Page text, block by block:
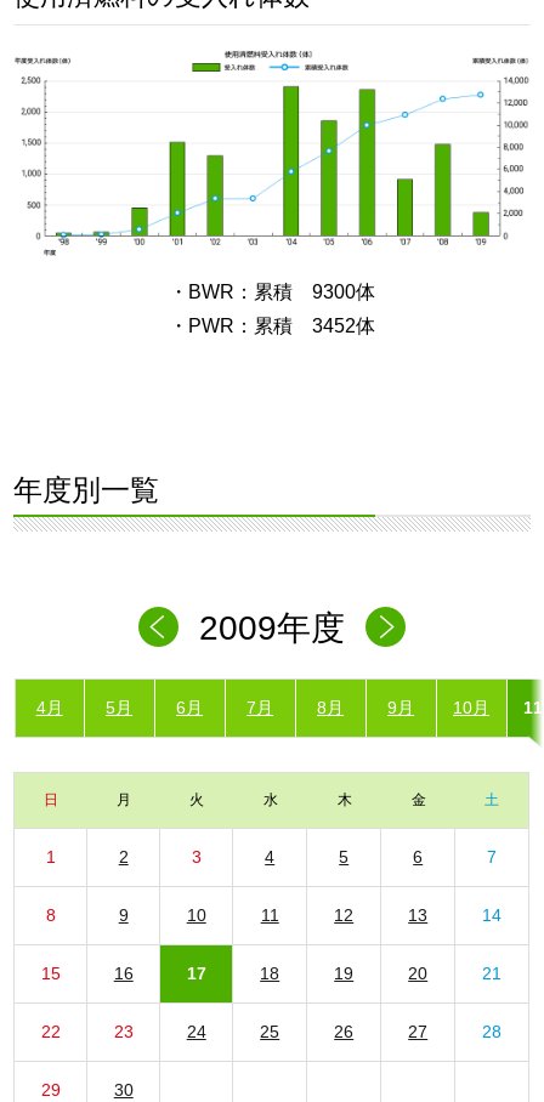
・BWR：累積 9300体
・PWR：累積 3452体
年度別一覧
2009年度
4月 5月 6月 7月 8月 9月 10月
日 月 火 水 木 金 土
1 2 3 4 5 6 7
8 9 10 11 12 13 14
15 16 17 18 19 20 21
22 23 24 25 26 27 28
29 30